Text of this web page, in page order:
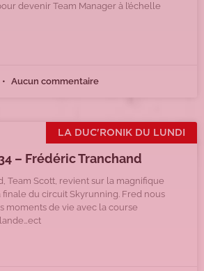
devenir Team Manager à l’échelle
Aucun commentaire
LA DUC'RONIK DU LUNDI
– Frédéric Tranchand
Team Scott, revient sur la magnifique
finale du circuit Skyrunning. Fred nous
moments de vie avec la course